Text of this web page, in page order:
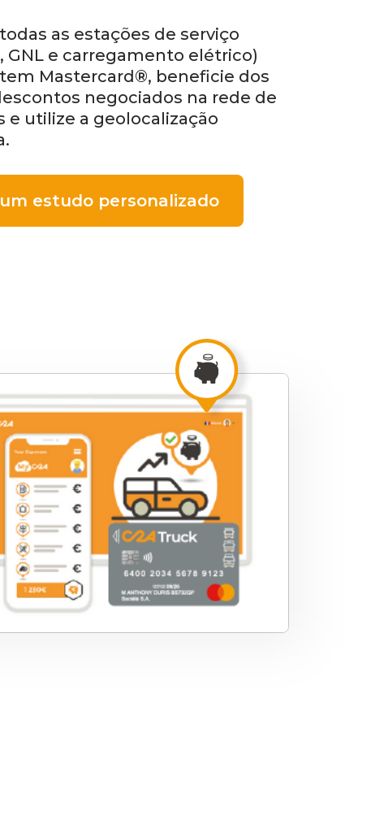
as estações de serviço
GNL e carregamento elétrico)
Mastercard®, beneficie dos
negociados na rede de
e utilize a geolocalização
estudo personalizado